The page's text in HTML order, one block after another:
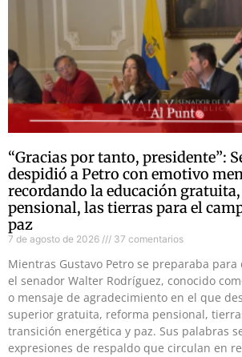
“Gracias por tanto, presidente”:
despidió a Petro con emotivo
recordando la educación
pensional, las tierras para el
paz
7 de agosto de 2026 37 comentarios
Mientras Gustavo Petro se preparaba
el senador Walter Rodríguez, conocido
o mensaje de agradecimiento en el que
superior gratuita, reforma pensional,
transición energética y paz. Sus palabras
expresiones de respaldo que circulan en